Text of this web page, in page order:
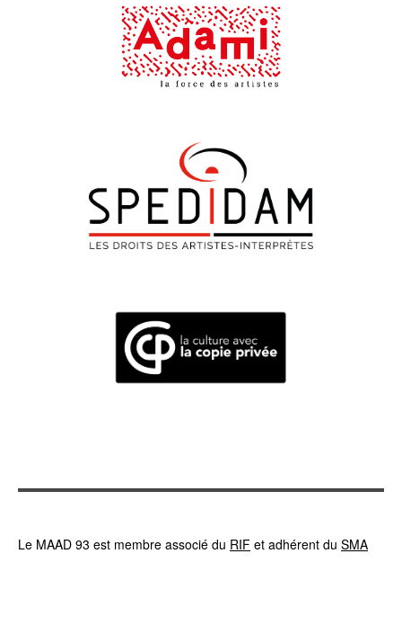
Le MAAD 93 est membre associé du RIF et adhérent du SMA